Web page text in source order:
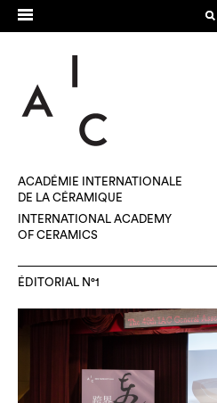
ACADÉMIE INTERNATIONALE
DE LA CÉRAMIQUE
INTERNATIONAL ACADEMY
OF CERAMICS
ÉDITORIAL N°1